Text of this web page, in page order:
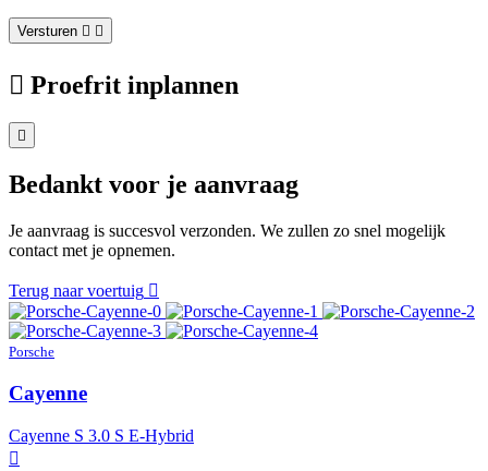
Versturen
Proefrit inplannen
Bedankt voor je aanvraag
Je aanvraag is succesvol verzonden. We zullen zo snel mogelijk
contact met je opnemen.
Terug naar voertuig
Porsche
Cayenne
Cayenne S 3.0 S E-Hybrid